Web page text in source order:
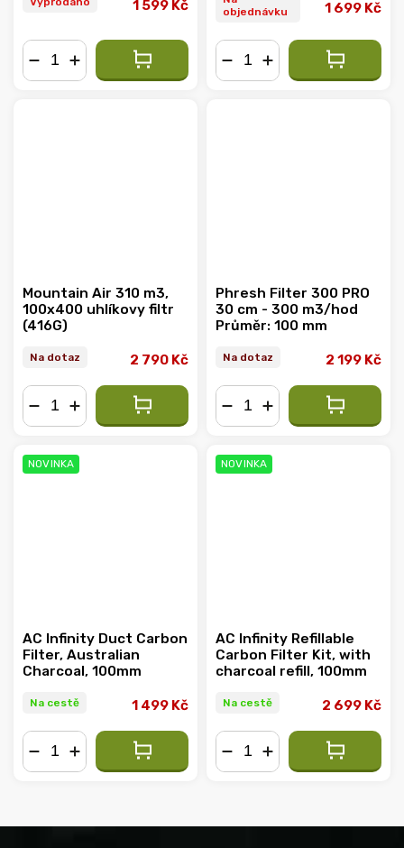
1 599 Kč
objednávku
1 699 Kč
Mountain Air 310 m3,
100x400 uhlíkovy filtr
(416G)
Na dotaz 2 790 Kč
Phresh Filter 300 PRO
30 cm - 300 m3/hod
Průměr: 100 mm
Na dotaz 2 199 Kč
NOVINKA
AC Infinity Duct Carbon
Filter, Australian
Charcoal, 100mm
Na cestě 1 499 Kč
NOVINKA
AC Infinity Refillable
Carbon Filter Kit, with
charcoal refill, 100mm
Na cestě 2 699 Kč